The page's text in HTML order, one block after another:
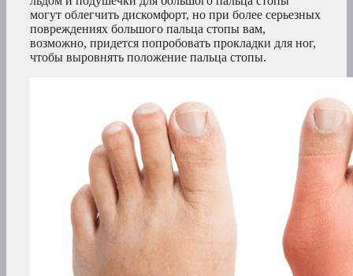
могут облегчить дискомфорт, но при более серьезных
повреждениях большого пальца стопы вам,
возможно, придется попробовать прокладки для ног,
чтобы выровнять положение пальца стопы.